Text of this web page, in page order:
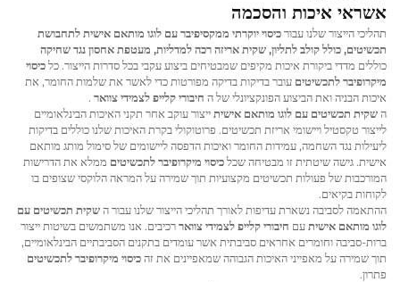
אשראי איכות והסכמה
תהליכי הייצור שלנו עבורכיסוי יוקרתי ממקסיפיבר עם לוגו מותאם אישית לתחבושת
תכשיטים, כולל קולב לתליון, שקית אריזה רכה למדליות, מעטפת אחסון נגד שחיקה
כוללים מדדי ביקורת איכות מקיפים שמבטיחים ביצוע עקבי בכל סדרות הייצור. כלכיסוי
מיקרופיבר לתכשיטים עובר בדיקות בדיקה מפורטות כדי לאשר את שלמות החומר, את
איכות הבניה ואת הביצוע הפונקציונלי של ה חיבורי קלייפ לצמידי צוואר .
השקית תכשיטים עם לוגו מותאם אישיתייצור עוקב אחר תקני האיכות הבינלאומיים
לייצור טקסטיל ויישומי אריזת תכשיטים. פרוטוקולי בקרת האיכות שלנו כוללים בדיקות
ליעילות נגד השחמה, עמידות החומר ואיכות הדפסה ליישומים של סימול מותג מותאם
אישית. גישה שיטתית זו מבטיחה שכלכיסוי מיקרופיבר לתכשיטים ממלא את הדרישות
המורכבות של פעולות תכשיטים מקצועיות תוך שמירה על המראה הלוקסי שצופים בו
לקוחות בקיאים.
ההתאמה לסביבה נשארת עדיפות לאורך תהליכי הייצור שלנו עבור השקית תכשיטים עם
לוגו מותאם אישיתעם חיבורי קלייפ לצמידי צוואררכיבים. אנו משתמשים בשיטות ייצור
ברות-סביבה וחומרים אחראים סביבתית אשר עומדים בתקנים הסביבתיים הבינלאומיים,
תוך שמירה על מאפייני האיכות הגבוהה שמאפיינים את זהכיסוי מיקרופיבר לתכשיטים
פתרון.